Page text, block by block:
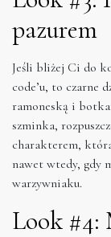
pazurem
Jeśli bliżej Ci do
code’u, to czarne
ramoneską i
szminka,
charakterem,
nawet wtedy, gdy
warzywniaku.
Look #4: